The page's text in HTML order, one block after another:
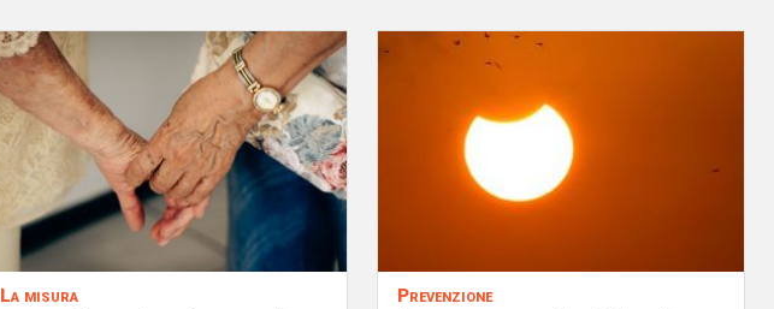
La misura Prevenzione